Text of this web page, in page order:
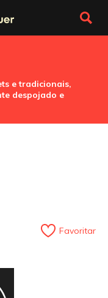
e tradicionais,
despojado e
Favoritar